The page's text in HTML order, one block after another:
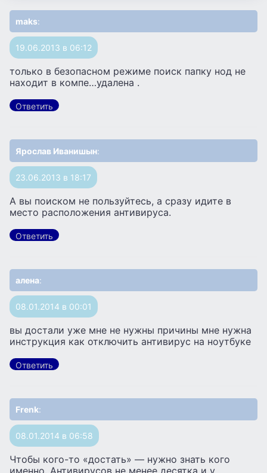
maks:
19.06.2013 в 06:12
только в безопасном режиме поиск папку нод не
находит в компе…удалена .
Ответить
Ярослав Иванишын:
23.06.2013 в 18:17
А вы поиском не пользуйтесь, а сразу идите в
место расположения антивируса.
Ответить
алена:
08.01.2014 в 00:01
вы достали уже мне не нужны причины мне нужна
инструкция как отключить антивирус на ноутбуке
Ответить
Frenk:
08.01.2014 в 06:58
Чтобы кого-то «достать» — нужно знать кого
именно. Антивирусов не менее десятка и у